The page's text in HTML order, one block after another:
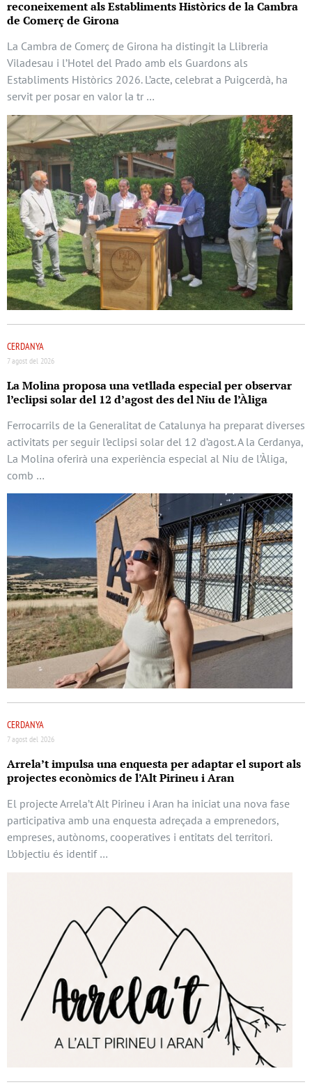
reconeixement als Establiments Històrics de la Cambra
de Comerç de Girona
La Cambra de Comerç de Girona ha distingit la Llibreria
Viladesau i l’Hotel del Prado amb els Guardons als
Establiments Històrics 2026. L’acte, celebrat a Puigcerdà, ha
servit per posar en valor la tr …
CERDANYA
7 agost del 2026
La Molina proposa una vetllada especial per observar
l’eclipsi solar del 12 d’agost des del Niu de l’Àliga
Ferrocarrils de la Generalitat de Catalunya ha preparat diverses
activitats per seguir l’eclipsi solar del 12 d’agost. A la Cerdanya,
La Molina oferirà una experiència especial al Niu de l’Àliga,
comb …
CERDANYA
7 agost del 2026
Arrela’t impulsa una enquesta per adaptar el suport als
projectes econòmics de l’Alt Pirineu i Aran
El projecte Arrela’t Alt Pirineu i Aran ha iniciat una nova fase
participativa amb una enquesta adreçada a emprenedors,
empreses, autònoms, cooperatives i entitats del territori.
L’objectiu és identif …